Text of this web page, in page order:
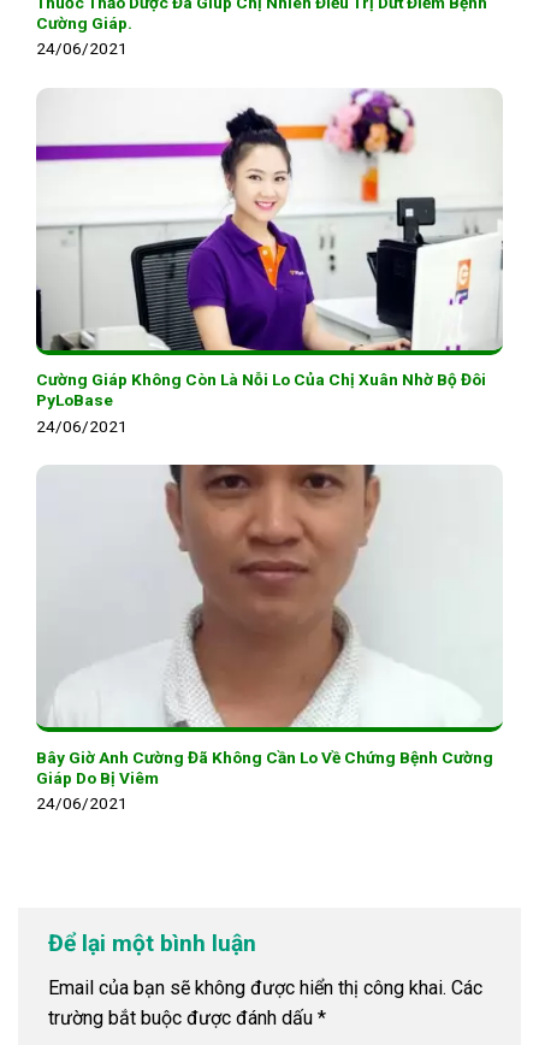
Cường Giáp.
24/06/2021
Cường Giáp Không Còn Là Nỗi Lo Của Chị Xuân Nhờ Bộ Đôi
PyLoBase
24/06/2021
Bây Giờ Anh Cường Đã Không Cần Lo Về Chứng Bệnh Cường
Giáp Do Bị Viêm
24/06/2021
Để lại một bình luận
Email của bạn sẽ không được hiển thị công khai. Các
trường bắt buộc được đánh dấu *